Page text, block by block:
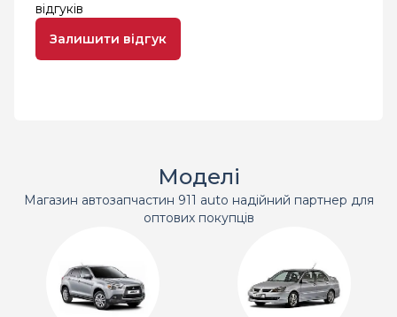
відгуків
Залишити відгук
Моделі
Магазин автозапчастин 911 auto надійний партнер для
оптових покупців